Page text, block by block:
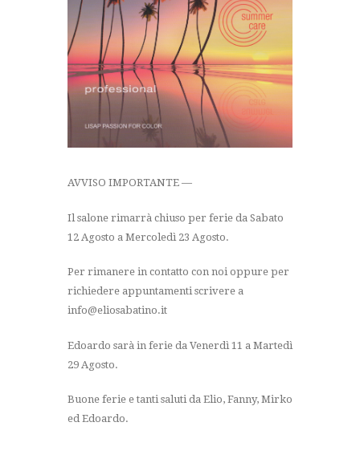
AVVISO IMPORTANTE —
Il salone rimarrà chiuso per ferie da Sabato
12 Agosto a Mercoledì 23 Agosto.
Per rimanere in contatto con noi oppure per
richiedere appuntamenti scrivere a
info@eliosabatino.it
Edoardo sarà in ferie da Venerdì 11 a Martedì
29 Agosto.
Buone ferie e tanti saluti da Elio, Fanny, Mirko
ed Edoardo.